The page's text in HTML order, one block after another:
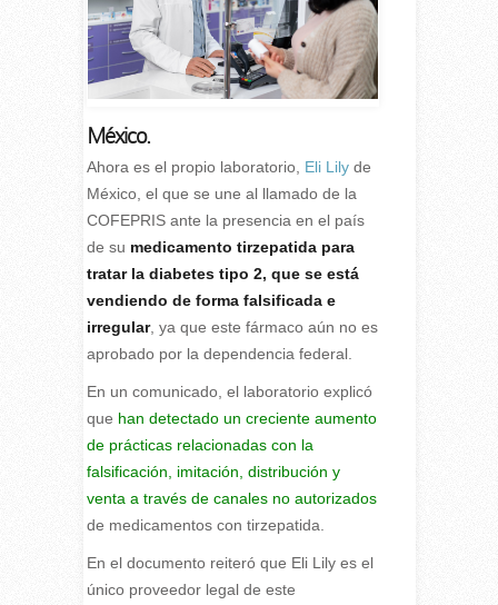
México.
Ahora es el propio laboratorio, Eli Lilyde
México, el que se une al llamado de la
COFEPRIS ante la presencia en el país
de su medicamento tirzepatida para
tratar la diabetes tipo 2, que se está
vendiendo de forma falsificada e
irregular, ya que este fármaco aún no es
aprobado por la dependencia federal.
En un comunicado, el laboratorio explicó
que han detectado un creciente aumento
de prácticas relacionadas con la
falsificación, imitación, distribución y
venta a través de canales no autorizados
de medicamentos con tirzepatida.
En el documento reiteró que Eli Lily es el
único proveedor legal de este